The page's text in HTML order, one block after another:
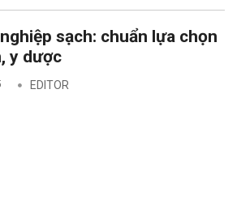
sạch: chuẩn lựa chọn
y dược
EDITOR